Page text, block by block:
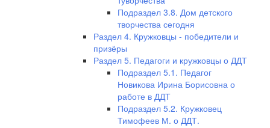
Подраздел 3.8. Дом детского
творчества сегодня
Раздел 4. Кружковцы - победители и
призёры
Раздел 5. Педагоги и кружковцы о ДДТ
Подраздел 5.1. Педагог
Новикова Ирина Борисовна о
работе в ДДТ
Подраздел 5.2. Кружковец
Тимофеев М. о ДДТ.